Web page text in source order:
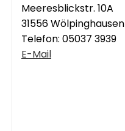
Meeresblickstr. 10A
31556 Wölpinghausen
Telefon: 05037 3939
E-Mail